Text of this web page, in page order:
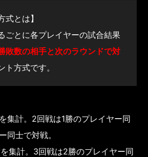
式とは】
ごとに各プレイヤーの試合結果
敗数の相手と次のラウンドで対
ト方式です。
集計。2回戦は1勝のプレイヤー同
同士で対戦。
集計。3回戦は2勝のプレイヤー同